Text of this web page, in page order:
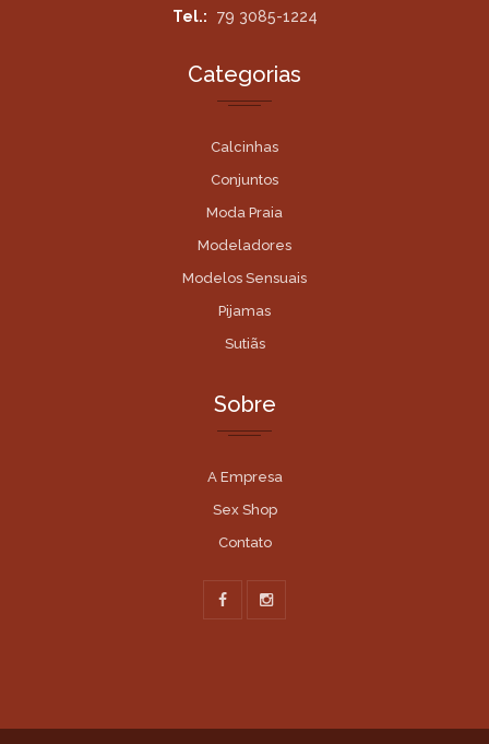
Tel.:
79 3085-1224
Categorias
Calcinhas
Conjuntos
Moda Praia
Modeladores
Modelos Sensuais
Pijamas
Sutiãs
Sobre
A Empresa
Sex Shop
Contato